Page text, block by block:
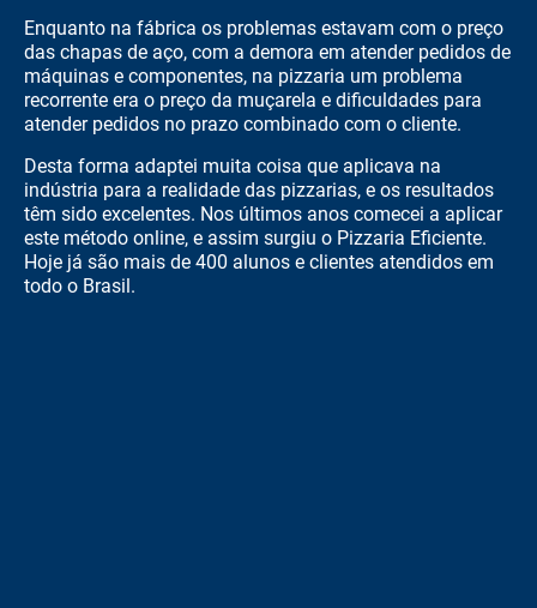
Enquanto na fábrica os problemas estavam com o preço
das chapas de aço, com a demora em atender pedidos de
máquinas e componentes, na pizzaria um problema
recorrente era o preço da muçarela e dificuldades para
atender pedidos no prazo combinado com o cliente.
Desta forma adaptei muita coisa que aplicava na
indústria para a realidade das pizzarias, e os resultados
têm sido excelentes. Nos últimos anos comecei a aplicar
este método online, e assim surgiu o Pizzaria Eficiente.
Hoje já são mais de 400 alunos e clientes atendidos em
todo o Brasil.